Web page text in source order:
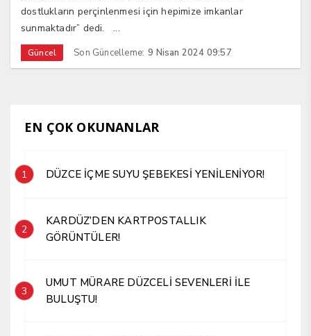
dostlukların perçinlenmesi için hepimize imkanlar
sunmaktadır” dedi. ...
Güncel Son Güncelleme: 9 Nisan 2024 09:57
EN ÇOK OKUNANLAR
1 DÜZCE İÇME SUYU ŞEBEKESİ YENİLENİYOR!
2
KARDÜZ’DEN KARTPOSTALLIK
GÖRÜNTÜLER!
3
UMUT MÜRARE DÜZCELİ SEVENLERİ İLE
BULUŞTU!